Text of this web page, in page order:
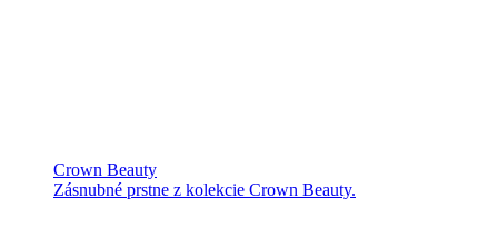
Crown Beauty
Zásnubné prstne z kolekcie Crown Beauty.